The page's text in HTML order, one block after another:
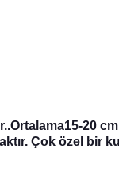
20
Çok özel